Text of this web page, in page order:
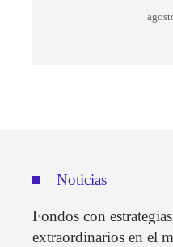
Noticias
Fondos con
extraordinarios en el